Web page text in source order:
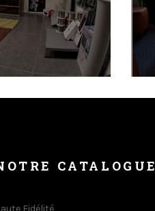
CATALOGUE